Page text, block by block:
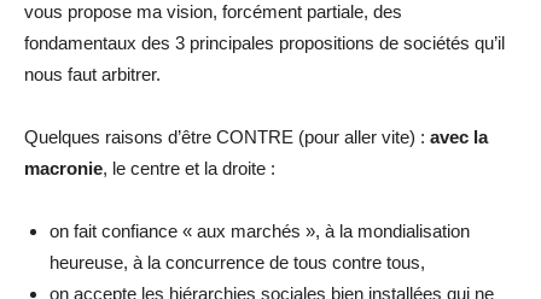
vous propose ma vision, forcément partiale, des
fondamentaux des 3 principales propositions de sociétés qu’il
nous faut arbitrer.
Quelques raisons d’être CONTRE (pour aller vite) : avec la
macronie, le centre et la droite :
on fait confiance « aux marchés », à la mondialisation
heureuse, à la concurrence de tous contre tous,
on accepte les hiérarchies sociales bien installées qui ne